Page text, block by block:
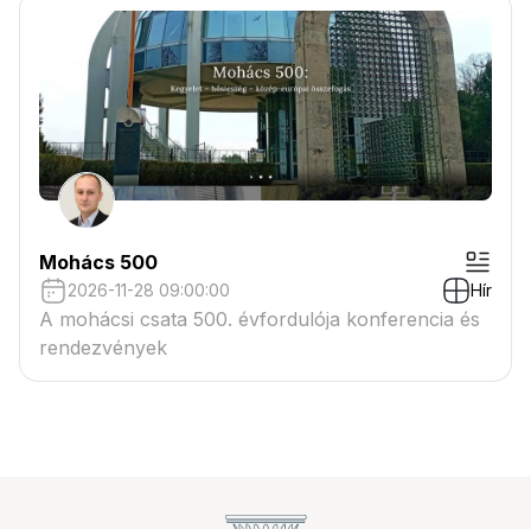
Mohács 500
2026-11-28 09:00:00 Hír
A mohácsi csata 500. évfordulója konferencia és
rendezvények